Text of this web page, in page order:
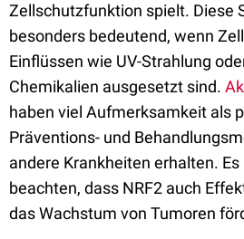
Zellschutzfunktion spielt. Diese
besonders bedeutend, wenn
Einflüssen wie UV-Strahlung
Chemikalien ausgesetzt sind.
haben viel Aufmerksamkeit als
Präventions- und
andere Krankheiten erhalten.
beachten, dass NRF2 auch
das Wachstum von Tumoren